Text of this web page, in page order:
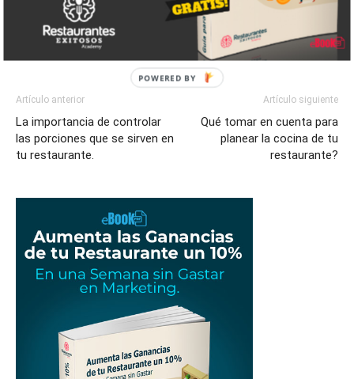
Artículo anterior
La importancia de controlar
las porciones que se sirven en
tu restaurante.
Artículo siguiente
Qué tomar en cuenta para
planear la cocina de tu
restaurante?